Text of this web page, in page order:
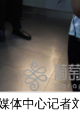
体中心记者